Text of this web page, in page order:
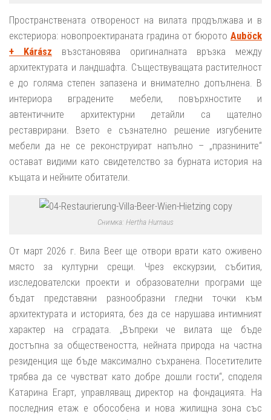
Пространствената отвореност на вилата продължава и в
екстериора: новопроектираната градина от бюрото Auböck
+ Kárász възстановява оригиналната връзка между
архитектурата и ландшафта. Съществуващата растителност
е до голяма степен запазена и внимателно допълнена. В
интериора вградените мебели, повърхностите и
автентичните архитектурни детайли са щателно
реставрирани. Взето е съзнателно решение изгубените
мебели да не се реконструират напълно – „празнините“
остават видими като свидетелство за бурната история на
къщата и нейните обитатели.
Снимка: Hertha Hurnaus
От март 2026 г. Вила Beerще отвори врати като оживено
място за културни срещи. Чрез екскурзии, събития,
изследователски проекти и образователни програми ще
бъдат представяни разнообразни гледни точки към
архитектурата и историята, без да се нарушава интимният
характер на сградата. „Въпреки че вилата ще бъде
достъпна за обществеността, нейната природа на частна
резиденция ще бъде максимално съхранена. Посетителите
трябва да се чувстват като добре дошли гости“, споделя
Катарина Егарт, управляващ директор на фондацията. На
последния етаж е обособена и нова жилищна зона със